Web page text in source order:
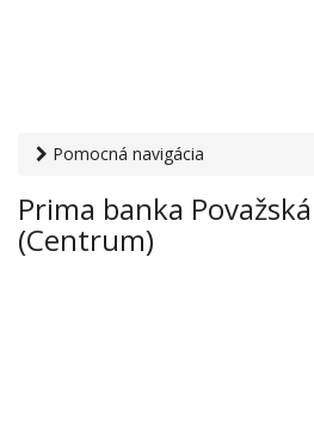
Pomocná navigácia
banka Považská Bystrica (Centrum)
Prima banka
(Centrum)